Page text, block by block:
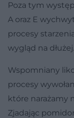
Poza tym
A oraz E
procesy
wygląd na dłużej.
Wspomniany
procesy
które narażamy
Zjadając